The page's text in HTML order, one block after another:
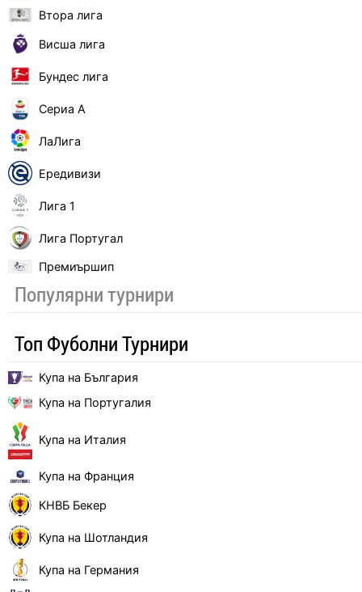
Втора лига
Висша лига
Бундес лига
Сериа А
ЛаЛига
Ередивизи
Лига 1
Лига Португал
Премиършип
Популярни турнири
Топ Фуболни Турнири
Купа на България
Купа на Португалия
Купа на Италия
Купа на Франция
КНВБ Бекер
Купа на Шотландия
Купа на Германия